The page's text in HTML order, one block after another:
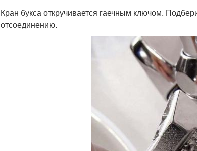
Кран букса откручивается гаечным ключом.
отсоединению.